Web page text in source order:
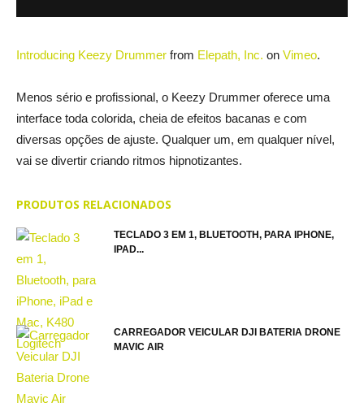
Introducing Keezy Drummer from Elepath, Inc. on Vimeo.
Menos sério e profissional, o Keezy Drummer oferece uma
interface toda colorida, cheia de efeitos bacanas e com
diversas opções de ajuste. Qualquer um, em qualquer nível,
vai se divertir criando ritmos hipnotizantes.
PRODUTOS RELACIONADOS
TECLADO 3 EM 1, BLUETOOTH, PARA IPHONE,
IPAD...
CARREGADOR VEICULAR DJI BATERIA DRONE
MAVIC AIR